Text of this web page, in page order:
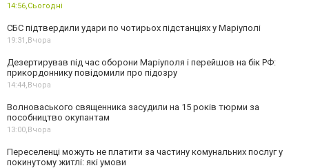
14:56,Сьогодні
СБС підтвердили удари по чотирьох підстанціях у Маріуполі
19:31,Вчора
Дезертирував під час оборони Маріуполя і перейшов на бік РФ:
прикордоннику повідомили про підозру
14:44,Вчора
Волноваського священника засудили на 15 років тюрми за
пособництво окупантам
13:00,Вчора
Переселенці можуть не платити за частину комунальних послуг у
покинутому житлі: які умови